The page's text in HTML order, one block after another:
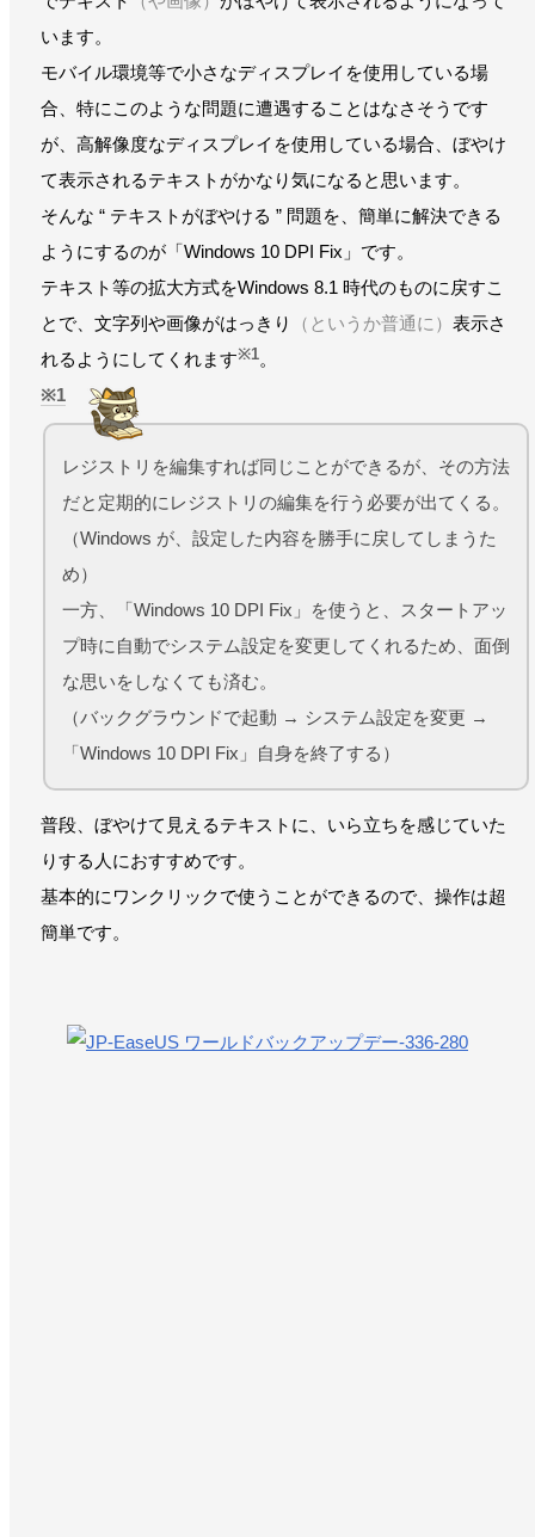
います。
モバイル環境等で小さなディスプレイを使用している場
合、特にこのような問題に遭遇することはなさそうです
が、高解像度なディスプレイを使用している場合、ぼやけ
て表示されるテキストがかなり気になると思います。
そんな “ テキストがぼやける ” 問題を、簡単に解決できる
ようにするのが「Windows 10 DPI Fix」です。
テキスト等の拡大方式をWindows 8.1 時代のものに戻すこ
とで、文字列や画像がはっきり
（というか普通に） 表示さ
れるようにしてくれます※1。
1
レジストリを編集すれば同じことができるが、その方法
だと定期的にレジストリの編集を行う必要が出てくる。
（Windows が、設定した内容を勝手に戻してしまうた
め）
一方、「Windows 10 DPI Fix」を使うと、スタートアッ
プ時に自動でシステム設定を変更してくれるため、面倒
な思いをしなくても済む。
（バックグラウンドで起動 → システム設定を変更 →
「Windows 10 DPI Fix」自身を終了する）
普段、ぼやけて見えるテキストに、いら立ちを感じていた
りする人におすすめです。
基本的にワンクリックで使うことができるので、操作は超
簡単です。